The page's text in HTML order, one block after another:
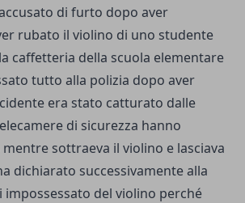
di furto dopo aver
rubato il violino di uno studente
caffetteria della scuola elementare
tutto alla polizia dopo aver
era stato catturato dalle
di sicurezza hanno
sottraeva il violino e lasciava
dichiarato successivamente alla
impossessato del violino perché